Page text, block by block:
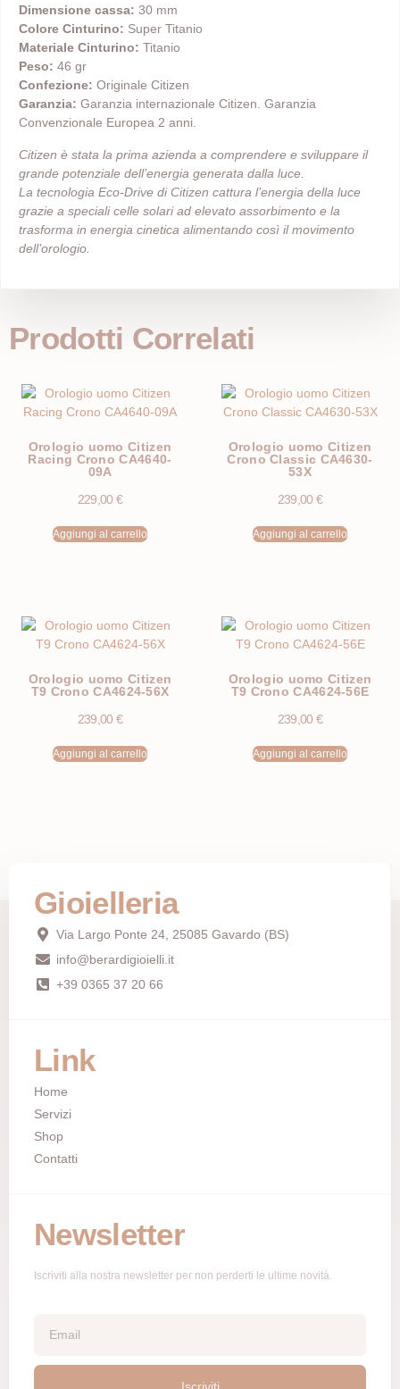
Dimensione cassa: 30 mm
Colore Cinturino: Super Titanio
Materiale Cinturino: Titanio
Peso: 46 gr
Confezione: Originale Citizen
Garanzia: Garanzia internazionale Citizen. Garanzia
Convenzionale Europea 2 anni.
Citizen è stata la prima azienda a comprendere e sviluppare il
grande potenziale dell’energia generata dalla luce.
La tecnologia Eco-Drive di Citizen cattura l’energia della luce
grazie a speciali celle solari ad elevato assorbimento e la
trasforma in energia cinetica alimentando così il movimento
dell’orologio.
Prodotti Correlati
Orologio uomo Citizen
Racing Crono CA4640-
09A
229,00 €
Aggiungi al carrello
Orologio uomo Citizen
Crono Classic CA4630-
53X
239,00 €
Aggiungi al carrello
Orologio uomo Citizen
T9 Crono CA4624-56X
239,00 €
Aggiungi al carrello
Orologio uomo Citizen
T9 Crono CA4624-56E
239,00 €
Aggiungi al carrello
Gioielleria
Via Largo Ponte 24, 25085 Gavardo (BS)
info@berardigioielli.it
+39 0365 37 20 66
Link
Home
Servizi
Shop
Contatti
Newsletter
Iscriviti alla nostra newsletter per non perderti le ultime novità.